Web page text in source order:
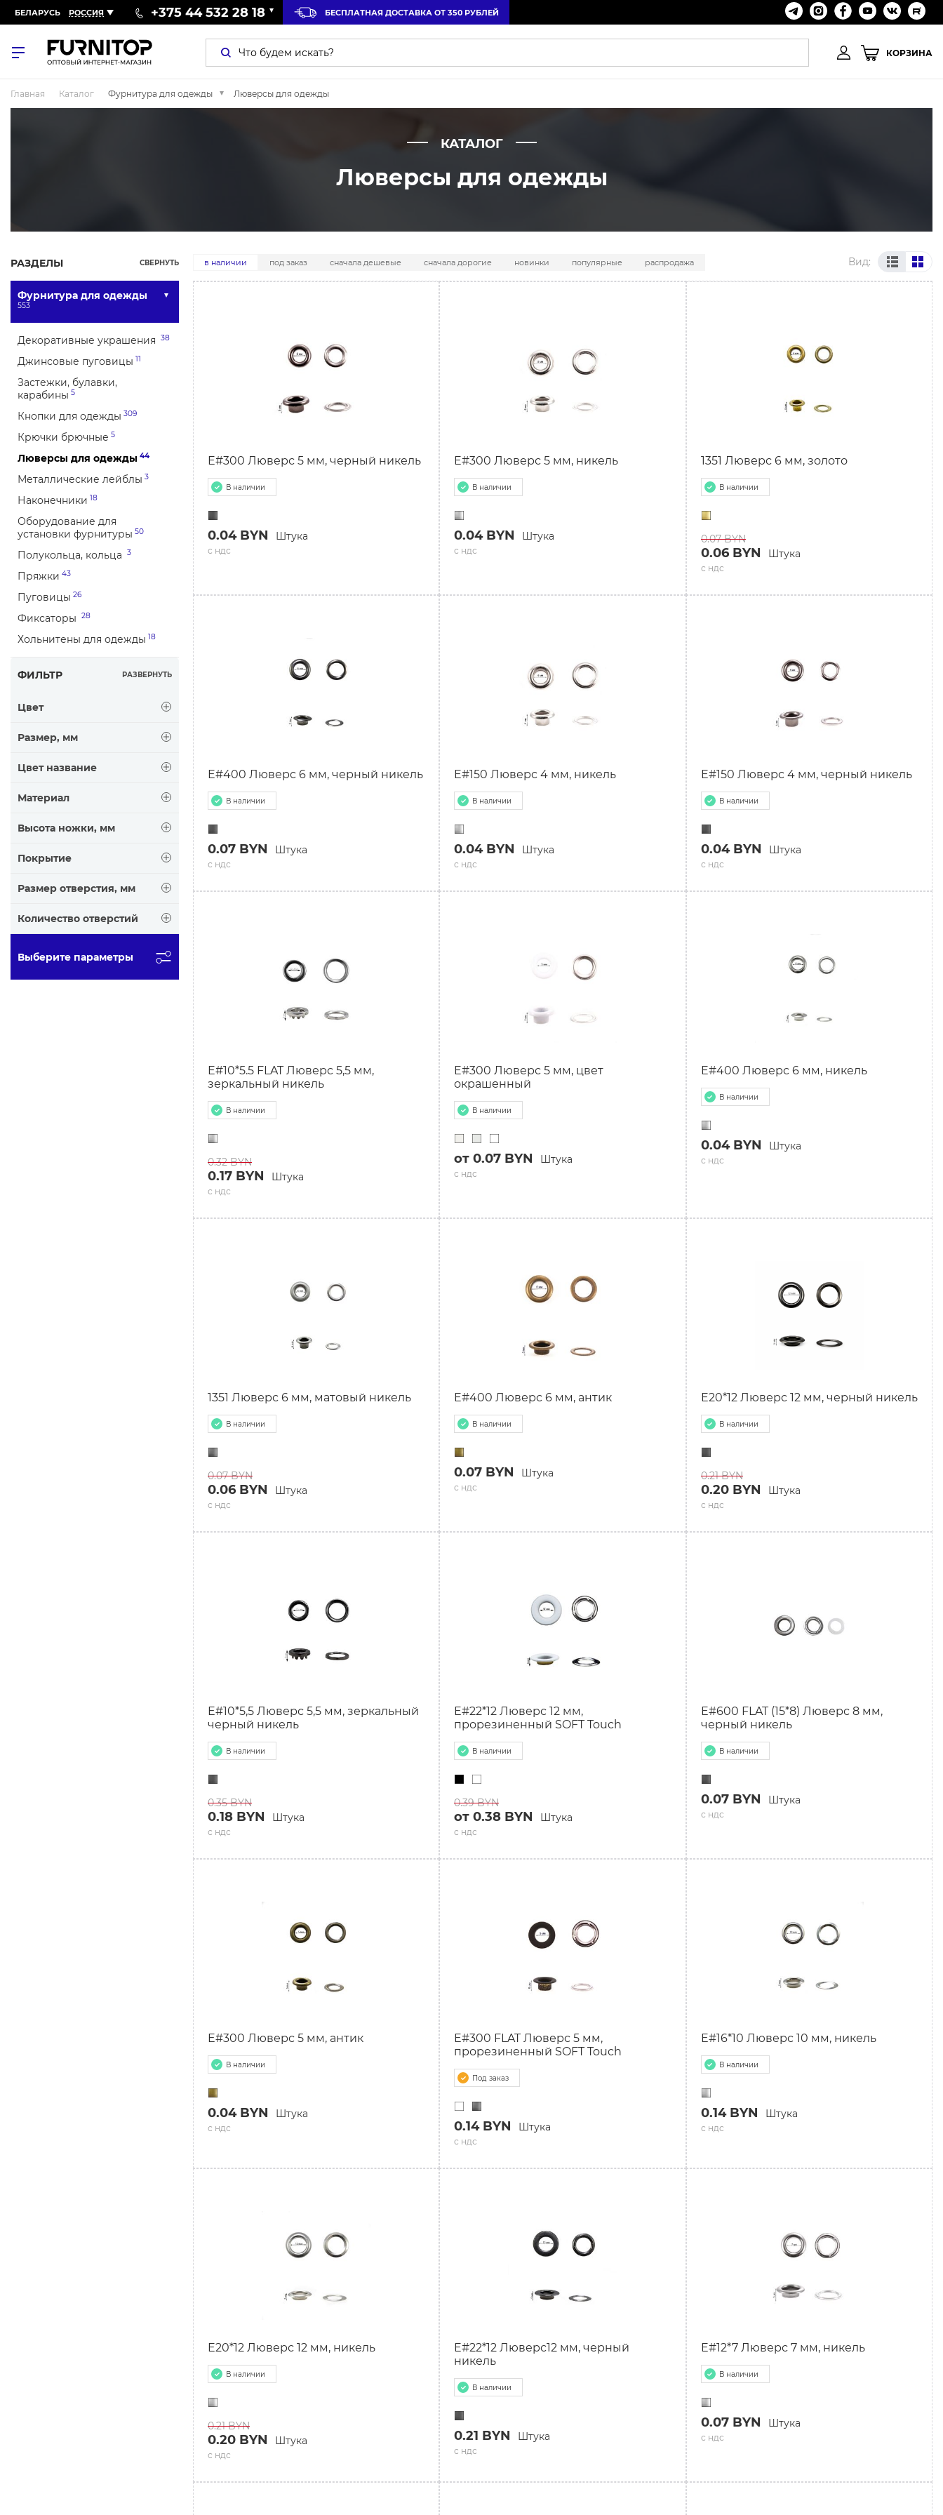
БЕЛАРУСЬ РОССИЯ +375 44 532 28 18 БЕСПЛАТНАЯ ДОСТАВКА ОТ 350 РУБЛЕЙ
КОРЗИНА
Главная Каталог Фурнитура для одежды Люверсы для одежды
КАТАЛОГ
Люверсы для одежды
РАЗДЕЛЫ СВЕРНУТЬ
Фурнитура для одежды
553
Декоративные украшения 38
Джинсовые пуговицы 11
Застежки, булавки,
карабины 5
Кнопки для одежды 309
Крючки брючные 5
Люверсы для одежды 44
Металлические лейблы 3
Наконечники 18
Оборудование для
установки фурнитуры 50
Полукольца, кольца 3
Пряжки 43
Пуговицы 26
Фиксаторы 28
Хольнитены для одежды 18
ФИЛЬТР РАЗВЕРНУТЬ
Цвет
Размер, мм
Цвет название
Материал
Высота ножки, мм
Покрытие
Размер отверстия, мм
Количество отверстий
Выберите параметры
в наличии под заказ сначала дешевые сначала дорогие новинки популярные распродажа Вид:
E#300 Люверс 5 мм, черный никель
В наличии
с ндс
0.04 BYN Штука
E#300 Люверс 5 мм, никель
В наличии
с ндс
0.04 BYN Штука
1351 Люверс 6 мм, золото
В наличии
0.07 BYN
с ндс
0.06 BYN Штука
E#400 Люверс 6 мм, черный никель
В наличии
с ндс
0.07 BYN Штука
E#150 Люверс 4 мм, никель
В наличии
с ндс
0.04 BYN Штука
E#150 Люверс 4 мм, черный никель
В наличии
с ндс
0.04 BYN Штука
E#10*5.5 FLAT Люверс 5,5 мм,
зеркальный никель
В наличии
0.32 BYN
с ндс
0.17 BYN Штука
E#300 Люверс 5 мм, цвет
окрашенный
В наличии
с ндс
от 0.07 BYN Штука
E#400 Люверс 6 мм, никель
В наличии
с ндс
0.04 BYN Штука
1351 Люверс 6 мм, матовый никель
В наличии
0.07 BYN
с ндс
0.06 BYN Штука
E#400 Люверс 6 мм, антик
В наличии
с ндс
0.07 BYN Штука
E20*12 Люверс 12 мм, черный никель
В наличии
0.21 BYN
с ндс
0.20 BYN Штука
E#10*5,5 Люверс 5,5 мм, зеркальный
черный никель
В наличии
0.35 BYN
с ндс
0.18 BYN Штука
E#22*12 Люверс 12 мм,
прорезиненный SOFT Touch
В наличии
0.39 BYN
с ндс
от 0.38 BYN Штука
E#600 FLAT (15*8) Люверс 8 мм,
черный никель
В наличии
с ндс
0.07 BYN Штука
E#300 Люверс 5 мм, антик
В наличии
с ндс
0.04 BYN Штука
E#300 FLAT Люверс 5 мм,
прорезиненный SOFT Touch
Под заказ
с ндс
0.14 BYN Штука
E#16*10 Люверс 10 мм, никель
В наличии
с ндс
0.14 BYN Штука
E20*12 Люверс 12 мм, никель
В наличии
0.21 BYN
с ндс
0.20 BYN Штука
E#22*12 Люверс12 мм, черный
никель
В наличии
с ндс
0.21 BYN Штука
E#12*7 Люверс 7 мм, никель
В наличии
с ндс
0.07 BYN Штука